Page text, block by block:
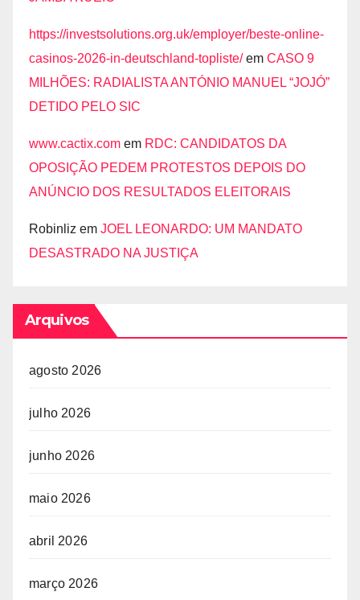
https://investsolutions.org.uk/employer/beste-online-
casinos-2026-in-deutschland-topliste/em CASO 9
MILHÕES: RADIALISTA ANTÓNIO MANUEL “JOJÓ”
DETIDO PELO SIC
www.cactix.com em RDC: CANDIDATOS DA
OPOSIÇÃO PEDEM PROTESTOS DEPOIS DO
ANÚNCIO DOS RESULTADOS ELEITORAIS
Robinliz em JOEL LEONARDO: UM MANDATO
DESASTRADO NA JUSTIÇA
Arquivos
agosto 2026
julho 2026
junho 2026
maio 2026
abril 2026
março 2026